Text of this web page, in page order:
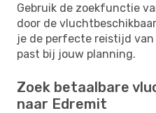
Gebruik de zoekfunctie
door de
je de perfecte reistijd
past bij jouw planning.
Zoek betaalbare
naar Edremit